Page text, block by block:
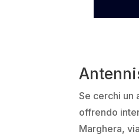
Se cerchi un
offrendo
Marghera,